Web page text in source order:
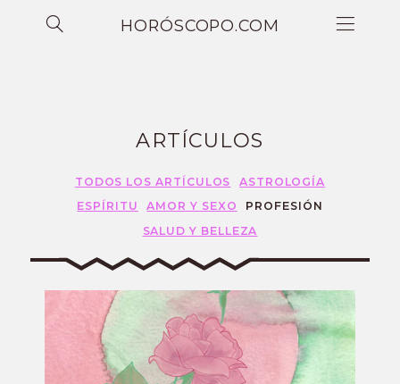
HORÓSCOPO.COM
ARTÍCULOS
TODOS LOS ARTÍCULOS
ASTROLOGÍA
ESPÍRITU
AMOR Y SEXO
PROFESIÓN
SALUD Y BELLEZA